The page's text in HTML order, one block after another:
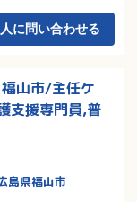
に問い合わせる
山市/主任ケ
支援専門員,普
島県福山市